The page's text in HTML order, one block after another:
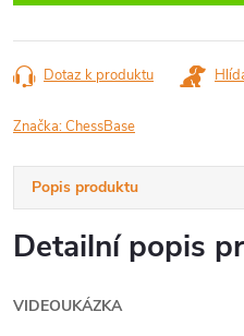
Dotaz k produktu
Značka:ChessBase
Popis produktu
Detailní popis
VIDEOUKÁZKA